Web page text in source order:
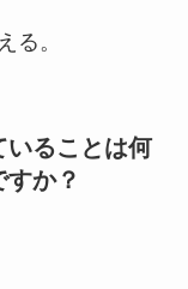
る。
いることは何
か？